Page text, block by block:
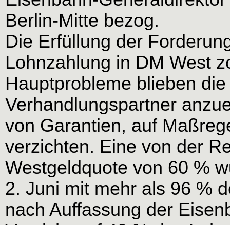
Berlin-Mitte bezog.
Die Erfüllung der
Lohnzahlung in DM West
Hauptprobleme blieben
Verhandlungspartner
von Garantien, auf
verzichten. Eine von der
Westgeldquote von 60 %
2. Juni mit mehr als 96 %
nach Auffassung der